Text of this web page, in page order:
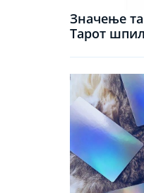
Значење
Тарот